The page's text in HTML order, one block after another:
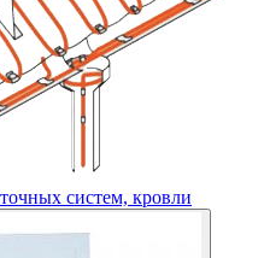
систем, кровли